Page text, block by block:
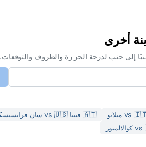
أخرى
إلى جنب لدرجة الحرارة والظروف والتوقعات.
🇦🇹 فيينا vs 🇺🇸 سان فرانسيسكو